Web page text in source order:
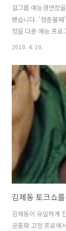
걸그룹 예능경연장
됐습니다. '청춘불패
정을 다룬 예능 프
수 없는 땅의 의미,
간의 인기 프로로
프로가 아닌가 할 정
다. 물론 소녀시대
서 그렇다고 볼 수
의 나르샤, 카라의
화 등이 모두..
2010. 4. 10.
김제동 토크쇼
김제동이 유일하게
공중파 고정 프로에